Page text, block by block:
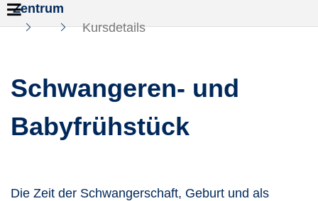
Zentrum
Kursdetails
Schwangeren- und
Babyfrühstück
Die Zeit der Schwangerschaft, Geburt und als